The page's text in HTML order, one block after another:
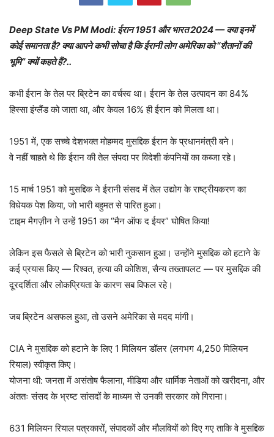
Deep State Vs PM Modi: ईरान 1951 और भारत 2024 — क्या इनमें
कोई समानता है? क्या आपने कभी सोचा है कि ईरानी लोग अमेरिका को “शैतानों की
भूमि” क्यों कहते हैं?..
कभी ईरान के तेल पर ब्रिटेन का वर्चस्व था। ईरान के तेल उत्पादन का 84%
हिस्सा इंग्लैंड को जाता था, और केवल 16% ही ईरान को मिलता था।
1951 में, एक सच्चे देशभक्त मोहम्मद मुसद्दिक ईरान के प्रधानमंत्री बने।
वे नहीं चाहते थे कि ईरान की तेल संपदा पर विदेशी कंपनियों का कब्जा रहे।
15 मार्च 1951 को मुसद्दिक ने ईरानी संसद में तेल उद्योग के राष्ट्रीयकरण का
विधेयक पेश किया, जो भारी बहुमत से पारित हुआ।
टाइम मैगज़ीन ने उन्हें 1951 का “मैन ऑफ द ईयर” घोषित किया!
लेकिन इस फैसले से ब्रिटेन को भारी नुकसान हुआ। उन्होंने मुसद्दिक को हटाने के
कई प्रयास किए — रिश्वत, हत्या की कोशिश, सैन्य तख्तापलट — पर मुसद्दिक की
दूरदर्शिता और लोकप्रियता के कारण सब विफल रहे।
जब ब्रिटेन असफल हुआ, तो उसने अमेरिका से मदद मांगी।
CIA ने मुसद्दिक को हटाने के लिए 1 मिलियन डॉलर (लगभग 4,250 मिलियन
रियाल) स्वीकृत किए।
योजना थी: जनता में असंतोष फैलाना, मीडिया और धार्मिक नेताओं को खरीदना, और
अंततः संसद के भ्रष्ट सांसदों के माध्यम से उनकी सरकार को गिराना।
631 मिलियन रियाल पत्रकारों, संपादकों और मौलवियों को दिए गए ताकि वे मुसद्दिक